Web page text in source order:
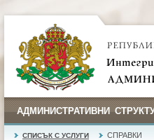
АДМИНИСТРАТИВНИ
СПИСЪК С УСЛУГИ СПРАВКИ